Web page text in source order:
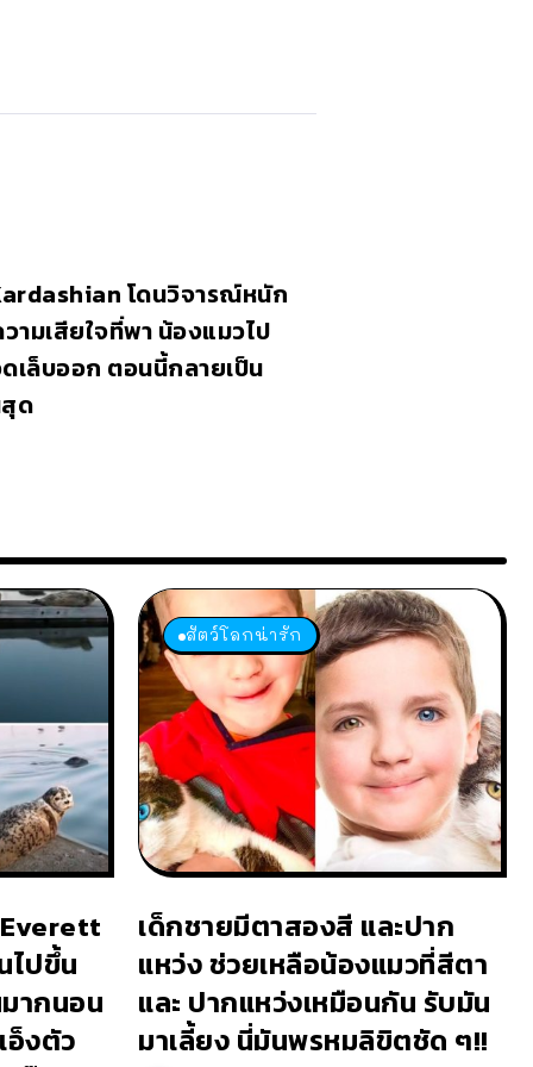
โดนวิจารณ์หนัก
ามเสียใจที่พา น้องแมวไป
เล็บออก ตอนนี้กลายเป็น
ด
ไปขึ้น
มากนอน
อ็งตัว
สัตว์โลกน่ารัก
เด็กชายมีตาสองสี และปาก
แหว่ง ช่วยเหลือน้องแมวที่สีตา
และ ปากแหว่งเหมือนกัน รับมัน
มาเลี้ยง นี่มันพรหมลิขิตชัด ๆ!!